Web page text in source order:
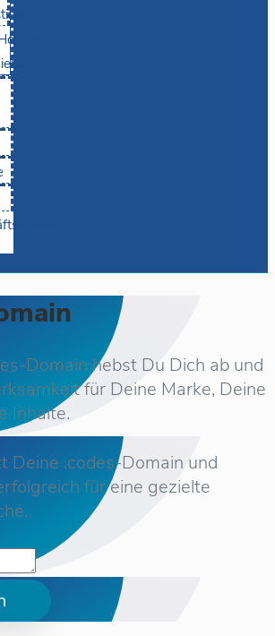
Domain hebst Du Dich ab und
für Deine Marke, Deine
Inhalte.
Deine .codes-Domain und
für eine gezielte